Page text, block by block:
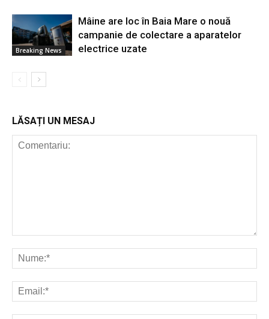
Breaking News
Mâine are loc în Baia Mare o nouă
campanie de colectare a aparatelor
electrice uzate
LĂSAȚI UN MESAJ